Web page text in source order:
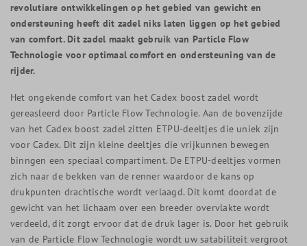
revolutiare ontwikkelingen op het gebied van gewicht en
ondersteuning heeft dit zadel niks laten liggen op het gebied
van comfort. Dit zadel maakt gebruik van Particle Flow
Technologie voor optimaal comfort en ondersteuning van de
rijder.
Het ongekende comfort van het Cadex boost zadel wordt
gereasleerd door Particle Flow Technologie. Aan de bovenzijde
van het Cadex boost zadel zitten ETPU-deeltjes die uniek zijn
voor Cadex. Dit zijn kleine deeltjes die vrijkunnen bewegen
binngen een speciaal compartiment. De ETPU-deeltjes vormen
zich naar de bekken van de renner waardoor de kans op
drukpunten drachtische wordt verlaagd. Dit komt doordat de
gewicht van het lichaam over een breeder overvlakte wordt
verdeeld, dit zorgt ervoor dat de druk lager is. Door het gebruik
van de Particle Flow Technologie wordt uw satabiliteit vergroot